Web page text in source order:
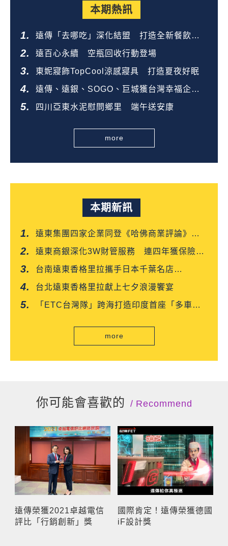
本期熱訊
遠傳「去哪吃」深化結盟 打造全新餐飲生
態圈
遠百心永續 空瓶回收行動登場
東妮寢飾TopCool涼感寢具 打造夏夜好眠
遠傳、遠銀、SOGO、巨城獲台灣幸福企業
金獎
四川亞東水泥慰問鄉里 端午送安康
more
本期新訊
遠東集團四家企業同登《哈佛商業評論》
「台灣企業領袖100強」
遠東商銀深化3W財管服務 連四年獲保險信
望愛雙獎肯定
台南遠東香格里拉攜手日本千葉名店
「CROISSANT」 得獎可頌搶先上市
台北遠東香格里拉獻上七夕浪漫饗宴
「ETC台灣隊」跨海打造印度首座「多車道
more
你可能會喜歡的 Recommend
遠傳榮獲2021卓越電信
評比「行銷創新」獎
國際肯定！遠傳榮獲德國
iF設計獎